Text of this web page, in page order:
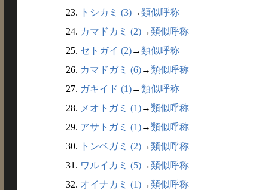
23.
トシカミ (3)→類似呼称
24. カマドカミ (2)→類似呼称
25. セトガイ (2)→類似呼称
26. カマドガミ (6)→類似呼称
27. ガキイド (1)→類似呼称
28. メオトガミ (1)→類似呼称
29. アサトガミ (1)→類似呼称
30.
トンベガミ (2)→類似呼称
31. ワルイカミ (5)→類似呼称
32. オイナカミ (1)→類似呼称